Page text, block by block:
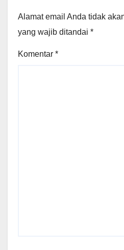
Alamat email Anda tidak
yang wajib ditandai *
Komentar *